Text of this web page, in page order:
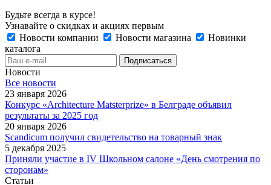
Будьте всегда в курсе!
Узнавайте о скидках и акциях первым
Новости компании
Новости магазина
Новинки
каталога
Новости
Все новости
23 января 2026
Конкурс «Architecture Matsterprize» в Белграде объявил
результаты за 2025 год
20 января 2026
Scandicum получил свидетельство на товарный знак
5 декабря 2025
Приняли участие в IV Школьном салоне «День смотрения по
сторонам»
Статьи